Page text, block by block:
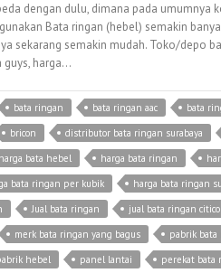
dengan dulu, dimana pada umumnya
Bata ringan (hebel) semakin
sekarang semakin mudah. Toko/depo
guys, harga…
bata ringan bata ringan aac
bata
bricon distributor bata ringan surabaya
harga bata hebel harga bata ringan
bata ringan per kubik
harga bata ringan
Jual bata ringan
jual bata ringan
merk bata ringan yang bagus
pabrik bata
hebel panel lantai
perekat bata